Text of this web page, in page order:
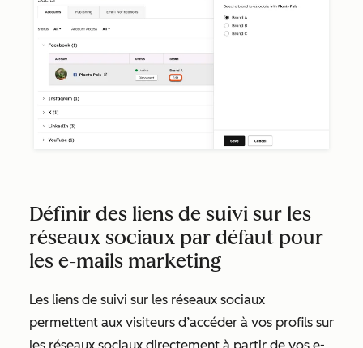
Définir des liens de suivi sur les
réseaux sociaux par défaut pour
les e-mails marketing
Les liens de suivi sur les réseaux sociaux
permettent aux visiteurs d’accéder à vos profils sur
les réseaux sociaux directement à partir de vos e-